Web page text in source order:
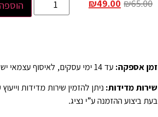
₪65.00
₪49.00
זמן אספקה: עד 14 ימי עסקים, לאיסוף עצמאי יש לציין ב”הערות” בהזמנה.
שירות מדידות:
בעת ביצוע ההזמנה ע”י נציג.